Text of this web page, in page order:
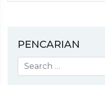
PENCARIAN